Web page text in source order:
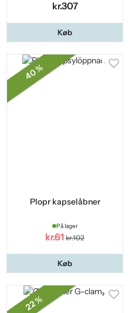
kr.307
Køb
40 %
Plopr kapselåbner
På lager
kr.61 kr.102
Køb
22 %